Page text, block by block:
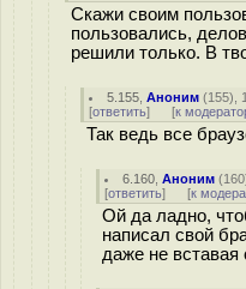
Скажи своим
пользовались,
решили только. В
5.155 ,Аноним (155),
[ответить] [к
Так ведь все
6.160 ,Аноним (160
[ответить] [к
Ой да ладно,
написал свой
даже не вставая